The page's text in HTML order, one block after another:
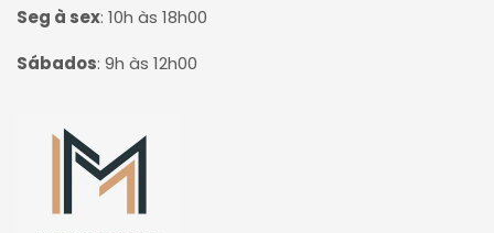
Seg à sex: 10h às 18h00
Sábados: 9h às 12h00
Página inicial